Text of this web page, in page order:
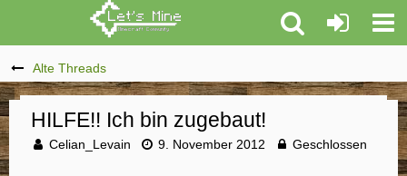
Alte Threads
HILFE!! Ich bin zugebaut!
Celian_Levain 9. November 2012 Geschlossen